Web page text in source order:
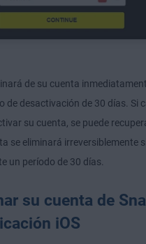
de su cuenta
de desactivación de 30 días. Si
su cuenta, se puede
se eliminará irreversiblemente
un período de 30 días.
su cuenta de
iOS